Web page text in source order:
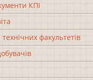
КПІ
факультетів